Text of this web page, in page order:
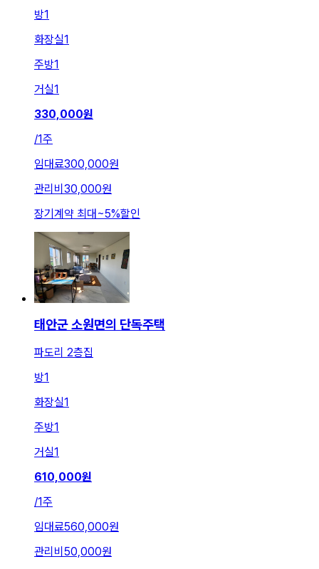
방1
화장실1
주방1
거실1
330,000원
/1주
임대료300,000원
관리비 30,000원
장기계약 최대~5%할인
태안군 소원면의 단독주택
파도리 2층집
방1
화장실1
주방1
거실1
610,000원
/1주
임대료560,000원
관리비 50,000원